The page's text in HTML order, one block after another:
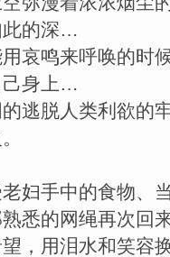
此的深…
哀鸣来呼唤的时
己身上…
逃脱人类利欲的
妇手中的食物、
熟悉的网绳再次
，用泪水和笑容